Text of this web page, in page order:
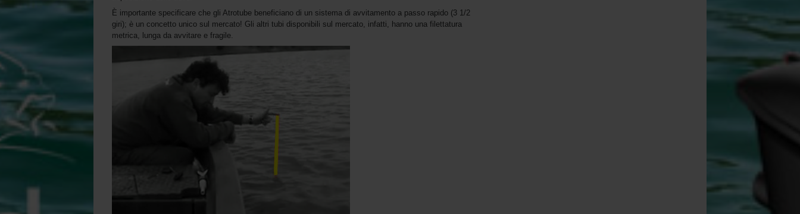
È importante specificare che gli Atrotube beneficiano di un sistema di avvitamento a passo rapido (3 1/2
giri); è un concetto unico sul mercato! Gli altri tubi disponibili sul mercato, infatti, hanno una filettatura
metrica, lunga da avvitare e fragile.